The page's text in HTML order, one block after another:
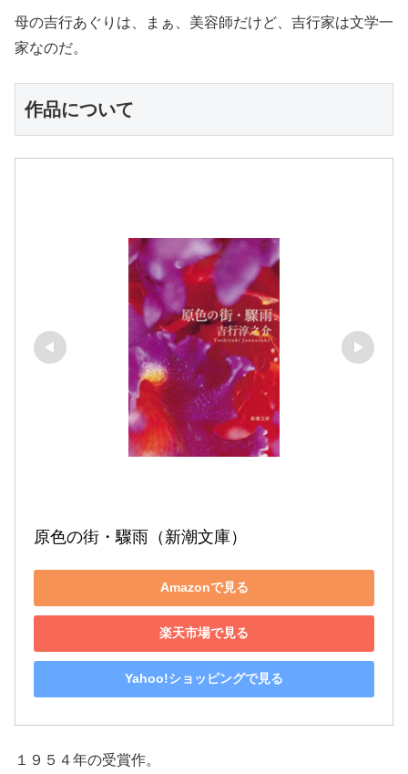
母の吉行あぐりは、まぁ、美容師だけど、吉行家は文学一
家なのだ。
作品について
原色の街・驟雨（新潮文庫）
Amazonで見る
楽天市場で見る
Yahoo!ショッピングで見る
１９５４年の受賞作。